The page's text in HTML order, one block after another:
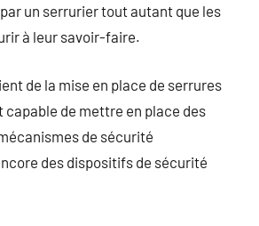
un serrurier tout autant que les
à leur savoir-faire.
de la mise en place de serrures
capable de mettre en place des
de sécurité
des dispositifs de sécurité